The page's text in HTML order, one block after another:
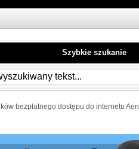
Szybkie szukanie
bezpłatnego dostępu do internetu